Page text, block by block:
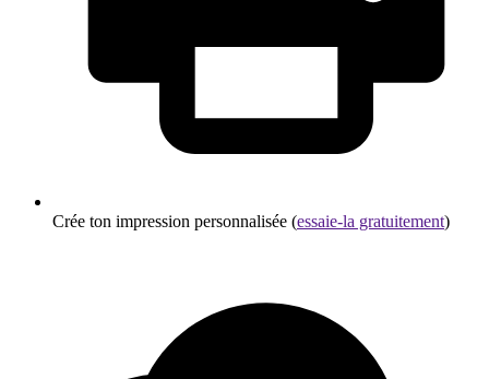
Crée ton impression personnalisée (essaie-la gratuitement)